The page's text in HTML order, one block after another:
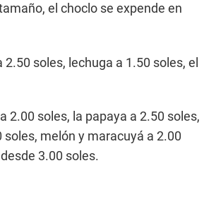
el choclo se expende en
soles, lechuga a 1.50 soles, el
2.00 soles, la papaya a 2.50 soles,
melón y maracuyá a 2.00
3.00 soles.